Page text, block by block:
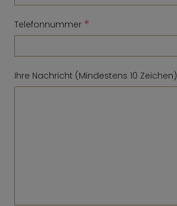
Telefonnummer *
Ihre Nachricht (Mindestens 10 Zeichen)